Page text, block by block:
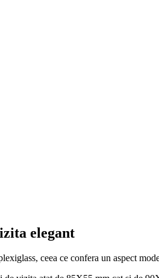
elegant
ceea ce confera un aspect